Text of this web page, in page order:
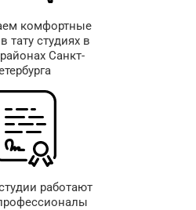
комфортные
тату студиях в
Санкт-
работают